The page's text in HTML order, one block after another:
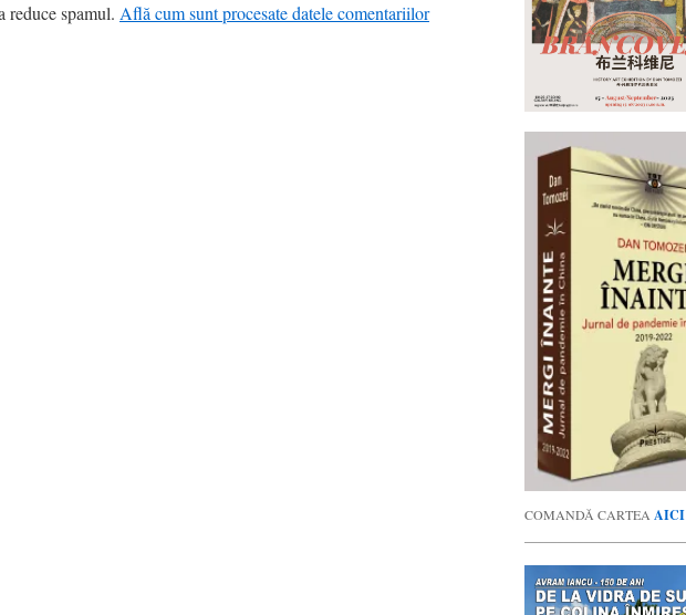
reduce spamul. Află cum sunt procesate datele comentariilor
COMANDĂ CARTEA AICI